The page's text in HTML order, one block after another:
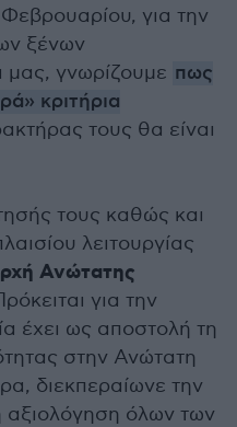
για την
ξένων
μας, γνωρίζουμε πως
κριτήρια
τους θα είναι
τους καθώς και
λειτουργίας
Ανώτατης
για την
έχει ως αποστολή τη
στην Ανώτατη
διεκπεραίωνε την
αξιολόγηση όλων των